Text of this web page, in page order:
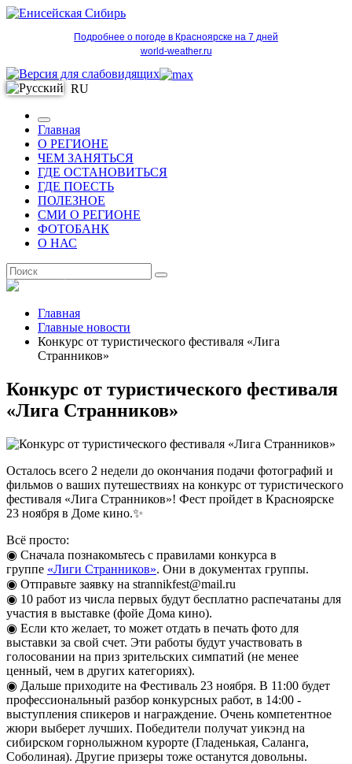
Подробнее о погоде в Красноярске на 7 дней
world-weather.ru
RU
Главная
О РЕГИОНЕ
ЧЕМ ЗАНЯТЬСЯ
ГДЕ ОСТАНОВИТЬСЯ
ГДЕ ПОЕСТЬ
ПОЛЕЗНОЕ
СМИ О РЕГИОНЕ
ФОТОБАНК
О НАС
Главная
Главные новости
Конкурс от туристического фестиваля «Лига
Странников»
Конкурс от туристического фестиваля
«Лига Странников»
Осталось всего 2 недели до окончания подачи фотографий и
фильмов о ваших путешествиях на конкурс от туристического
фестиваля «Лига Странников»! Фест пройдет в Красноярске
23 ноября в Доме кино.✨
Всё просто:
◉ Сначала познакомьтесь с правилами конкурса в
группе «Лиги Странников». Они в документах группы.
◉ Отправьте заявку на strannikfest@mail.ru
◉ 10 работ из числа первых будут бесплатно распечатаны для
участия в выставке (фойе Дома кино).
◉ Если кто желает, то может отдать в печать фото для
выставки за свой счет. Эти работы будут участвовать в
голосовании на приз зрительских симпатий (не менее
ценный, чем в других категориях).
◉ Дальше приходите на Фестиваль 23 ноября. В 11:00 будет
профессиональный разбор конкурсных работ, в 14:00 -
выступления спикеров и награждение. Очень компетентное
жюри выберет лучших. Победители получат уикэнд на
сибирском горнолыжном курорте (Гладенькая, Саланга,
Соболиная). Другие призеры тоже останутся довольны.